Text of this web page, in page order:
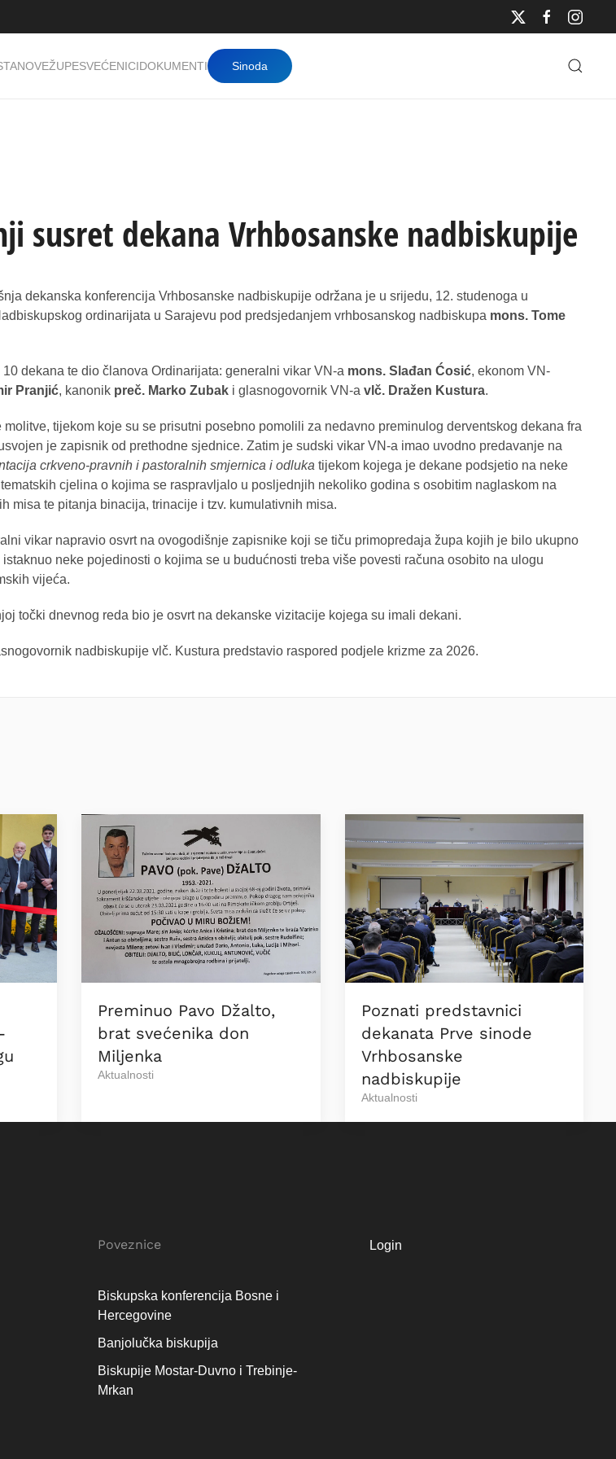
ŽUPESVEĆENICIDOKUMENTI Sinoda
susret dekana Vrhbosanske nadbiskupije
dekanska konferencija Vrhbosanske nadbiskupije održana je u srijedu, 12. studenoga u
ordinarijata u Sarajevu pod predsjedanjem vrhbosanskog nadbiskupa mons. Tome
dekana te dio članova Ordinarijata: generalni vikar VN-a mons. Slađan Ćosić, ekonom VN-
Pranjić, kanonik preč. Marko Zubaki glasnogovornik VN-a vlč. Dražen Kustura.
molitve, tijekom koje su se prisutni posebno pomolili za nedavno preminulog derventskog dekana fra
je zapisnik od prethodne sjednice. Zatim je sudski vikar VN-a imao uvodno predavanje na
crkveno-pravnih i pastoralnih smjernica i odluka tijekom kojega je dekane podsjetio na neke
cjelina o kojima se raspravljalo u posljednjih nekoliko godina s osobitim naglaskom na
misa te pitanja binacija, trinacije i tzv. kumulativnih misa.
vikar napravio osvrt na ovogodišnje zapisnike koji se tiču primopredaja župa kojih je bilo ukupno
istaknuo neke pojedinosti o kojima se u budućnosti treba više povesti računa osobito na ulogu
vijeća.
točki dnevnog reda bio je osvrt na dekanske vizitacije kojega su imali dekani.
nadbiskupije vlč. Kustura predstavio raspored podjele krizme za 2026.
Preminuo Pavo Džalto,
brat svećenika don
Miljenka
Aktualnosti
Poznati predstavnici
dekanata Prve sinode
Vrhbosanske
nadbiskupije
Aktualnosti
Poveznice
Biskupska konferencija Bosne i
Hercegovine
Banjolučka biskupija
Biskupije Mostar-Duvno i Trebinje-
Mrkan
Login